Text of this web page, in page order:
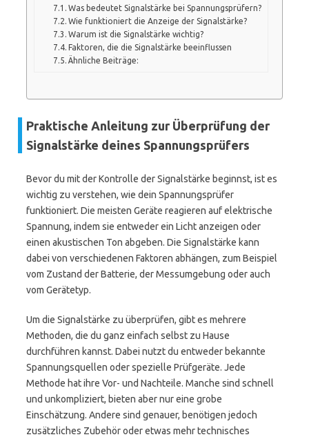
Was bedeutet Signalstärke bei Spannungsprüfern?
Wie funktioniert die Anzeige der Signalstärke?
Warum ist die Signalstärke wichtig?
Faktoren, die die Signalstärke beeinflussen
Ähnliche Beiträge:
Praktische Anleitung zur Überprüfung der
Signalstärke deines Spannungsprüfers
Bevor du mit der Kontrolle der Signalstärke beginnst, ist es
wichtig zu verstehen, wie dein Spannungsprüfer
funktioniert. Die meisten Geräte reagieren auf elektrische
Spannung, indem sie entweder ein Licht anzeigen oder
einen akustischen Ton abgeben. Die Signalstärke kann
dabei von verschiedenen Faktoren abhängen, zum Beispiel
vom Zustand der Batterie, der Messumgebung oder auch
vom Gerätetyp.
Um die Signalstärke zu überprüfen, gibt es mehrere
Methoden, die du ganz einfach selbst zu Hause
durchführen kannst. Dabei nutzt du entweder bekannte
Spannungsquellen oder spezielle Prüfgeräte. Jede
Methode hat ihre Vor- und Nachteile. Manche sind schnell
und unkompliziert, bieten aber nur eine grobe
Einschätzung. Andere sind genauer, benötigen jedoch
zusätzliches Zubehör oder etwas mehr technisches